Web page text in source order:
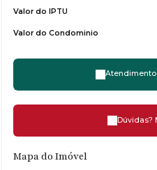
Valor do IPTU
Valor do Condominio
Dúvidas?
Mapa do Imóvel